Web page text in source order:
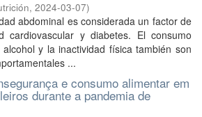
, 2024-03-07)
abdominal es considerada un factor de
cardiovascular y diabetes. El consumo
y la inactividad física también son
...
e consumo alimentar em
durante a pandemia de